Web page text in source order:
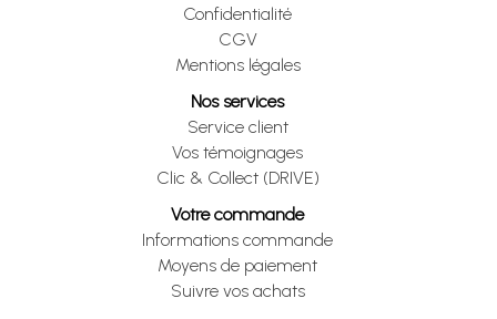
Confidentialité
CGV
Mentions légales
Nos services
Service client
Vos témoignages
Clic & Collect (DRIVE)
Votre commande
Informations commande
Moyens de paiement
Suivre vos achats